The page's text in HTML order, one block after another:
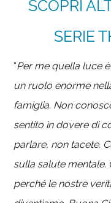
SCOPRI
SERIE
“Per me quella luce
un ruolo enorme
famiglia. Non
sentito in dovere di
parlare, non tacete.
sulla salute mentale.
perché le nostre